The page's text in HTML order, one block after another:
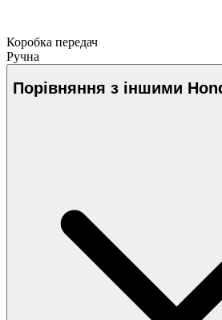
Коробка передач
Ручна
Порівняння з іншими